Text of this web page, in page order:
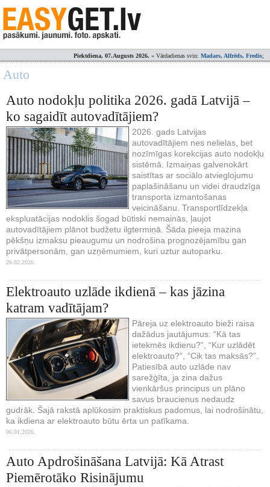
Piektdiena, 07.Augusts 2026. » Vārdadienas svin: Madars, Alfrēds, Fredis;
Auto
Auto nodokļu politika 2026. gadā Latvijā –
ko sagaidīt autovadītājiem?
2026. gads Latvijas
autovadītājiem nes nelielas, bet
nozīmīgas korekcijas auto nodokļu
sistēmā. Izmaiņas galvenokārt
saistītas ar sociālo atvieglojumu
paplašināšanu un videi draudzīga
transporta izmantošanas
veicināšanu. Transportlīdzekļa
ekspluatācijas nodoklis šogad būtiski nemainās, ļaujot
autovadītājiem plānot budžetu ilgtermiņā. Šāda pieeja mazina
pēkšņu izmaksu pieaugumu un nodrošina prognozējamību gan
privātpersonām, gan uzņēmumiem, kuri uztur autoparku.
26.02.2026.
Elektroauto uzlāde ikdienā – kas jāzina
katram vadītājam?
Pāreja uz elektroauto bieži raisa
dažādus jautājumus: “Kā tas
ietekmēs ikdienu?”, “Kur uzlādēt
elektroauto?”, “Cik tas maksās?”.
Patiesībā auto uzlāde nav
sarežģīta, ja zina dažus
vienkāršus principus un plāno
savus braucienus nedaudz
gudrāk. Šajā rakstā aplūkosim praktiskus padomus, lai nodrošinātu,
ka ikdiena ar elektroauto būtu ērta un patīkama.
06.01.2026.
Auto Apdrošināšana Latvijā: Kā Atrast
Piemērotāko Risinājumu